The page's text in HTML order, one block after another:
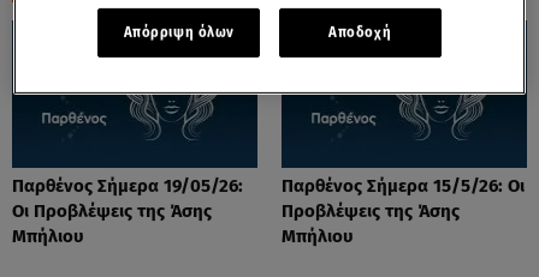
Παρθένος Σήμερα 19/05/26:
Οι Προβλέψεις της Άσης
Μπήλιου
Παρθένος Σήμερα 15/5/26: Οι
Προβλέψεις της Άσης
Μπήλιου
Απόρριψη όλων Αποδοχή